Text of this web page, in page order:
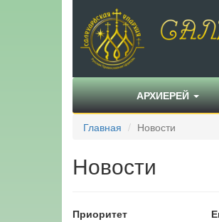
АРХИЕРЕЙ
Главная Новости
Новости
Приоритет